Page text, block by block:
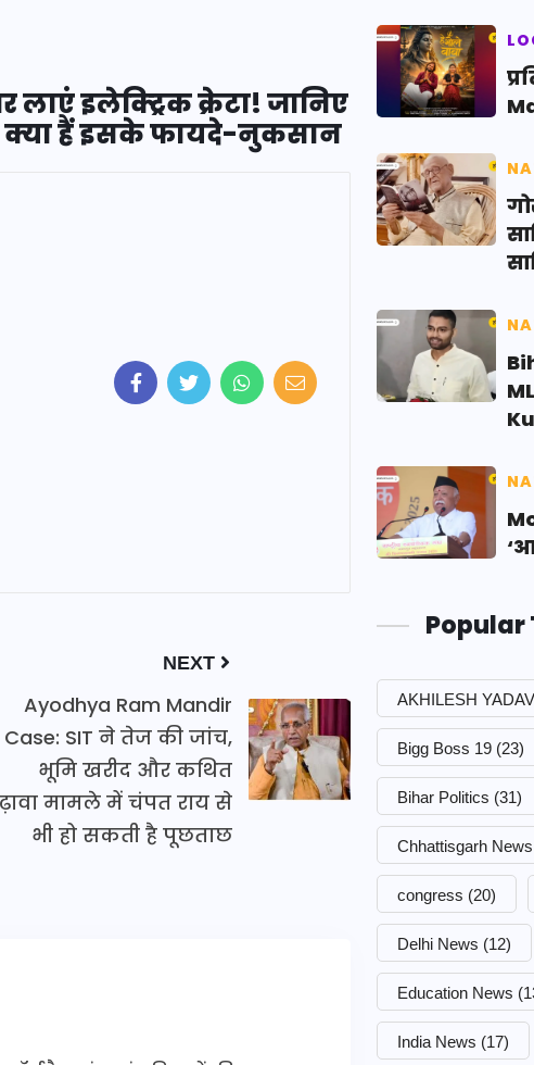
इलेक्ट्रिक क्रेटा! जानिए
क्या हैं इसके फायदे-नुकसान
NEXT
Ayodhya Ram Mandir
Case: SIT ने तेज की जांच,
भूमि खरीद और कथित
मामले में चंपत राय से
भी हो सकती है पूछताछ
Popular
AKHILESH YADAV
Bigg Boss 19 (23)
Bihar Politics (31)
Chhattisgarh News
congress (20)
Delhi News (12)
Education News
India News (17)